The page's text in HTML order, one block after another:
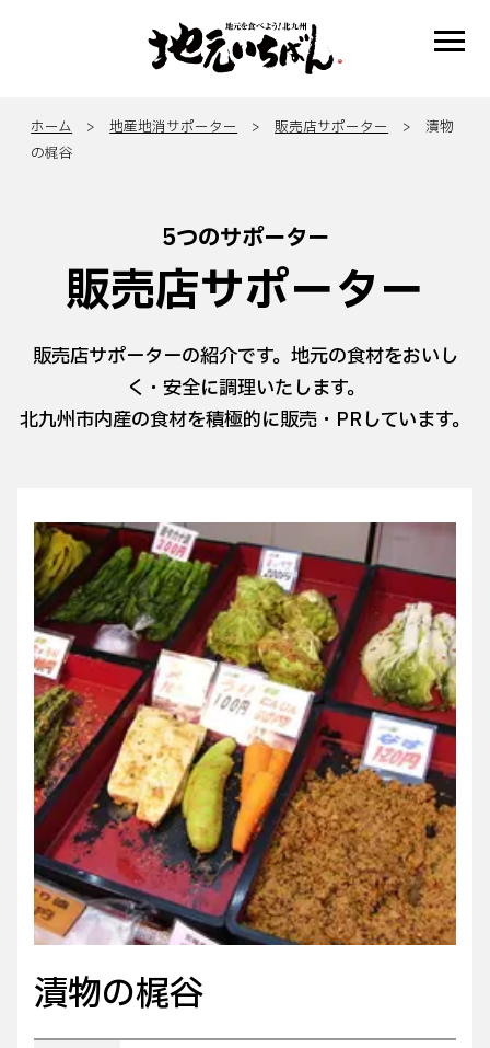
ホーム >地産地消サポーター >販売店サポーター
> 漬物
の梶谷
5つのサポーター
販売店サポーター
販売店サポーターの紹介です。地元の食材をおいし
く・安全に調理いたします。
北九州市内産の食材を積極的に販売・PRしています。
漬物の梶谷